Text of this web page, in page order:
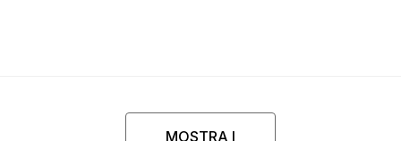
MOSTRA I